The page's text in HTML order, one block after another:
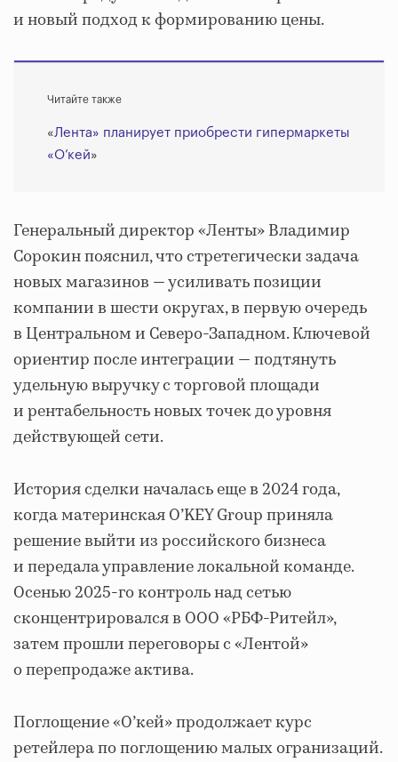
и новый подход к формированию цены.
Читайте также
«Лента» планирует приобрести гипермаркеты
«О’кей»
Генеральный директор «Ленты» Владимир
Сорокин пояснил, что стретегически задача
новых магазинов — усиливать позиции
компании в шести округах, в первую очередь
в Центральном и Северо-Западном. Ключевой
ориентир после интеграции — подтянуть
удельную выручку с торговой площади
и рентабельность новых точек до уровня
действующей сети.
История сделки началась еще в 2024 года,
когда материнская O’KEY Group приняла
решение выйти из российского бизнеса
и передала управление локальной команде.
Осенью 2025-го контроль над сетью
сконцентрировался в ООО «РБФ-Ритейл»,
затем прошли переговоры с «Лентой»
о перепродаже актива.
Поглощение «О’кей» продолжает курс
ретейлера по поглощению малых огранизаций.